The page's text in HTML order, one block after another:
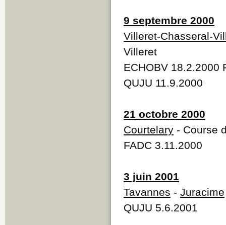
9 septembre 2000
Villeret-Chasseral-
Villeret
ECHOBV 18.2.2000
QUJU 11.9.2000
21 octobre 2000
Courtelary - Course
FADC 3.11.2000
3 juin 2001
Tavannes - Juracime
QUJU 5.6.2001